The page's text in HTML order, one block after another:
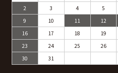
2
3 4 5
9
10 11 12
16
17 18 19
23
24 25 26
30
31